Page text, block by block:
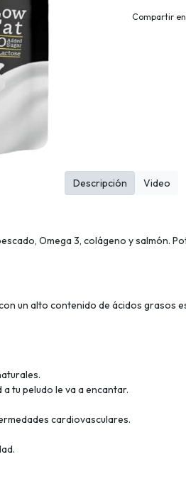
Compartir
Omega 3, colágeno y salmón.
un alto contenido de ácidos grasos
tu peludo le va a encantar.
cardiovasculares.
Descripción Video